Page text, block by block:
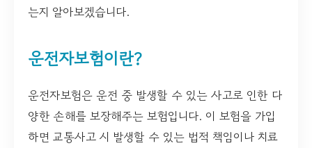
는지 알아보겠습니다.
운전자보험이란?
운전자보험은 운전 중 발생할 수 있는 사고로 인한 다
양한 손해를 보장해주는 보험입니다. 이 보험을 가입
하면 교통사고 시 발생할 수 있는 법적 책임이나 치료